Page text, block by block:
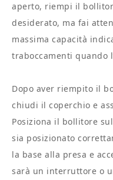
aperto, riempi il
desiderato, ma fai
massima capacità
traboccamenti quando
Dopo aver riempito il
chiudi il coperchio e
Posiziona il bollitore
sia posizionato
la base alla presa e
sarà un interruttore o